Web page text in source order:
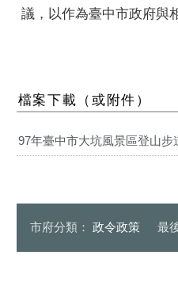
議，以作為臺中市政府與
檔案下載（或附件）
97年臺中市大坑風景區登山
市府分類： 政令政策 最